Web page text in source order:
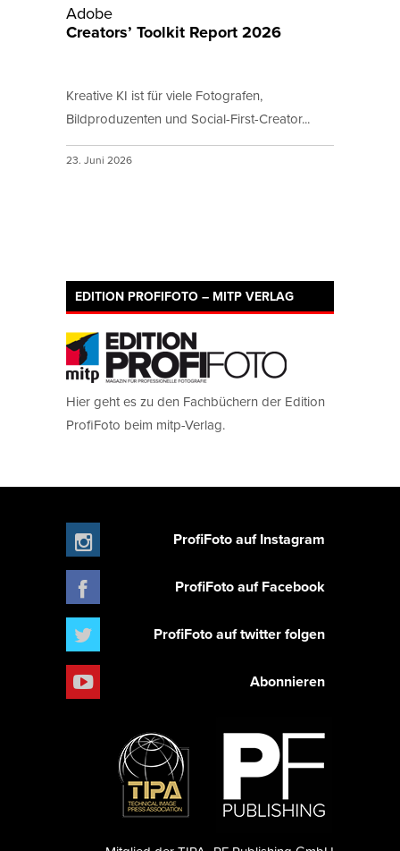
Adobe
Creators’ Toolkit Report 2026
Kreative KI ist für viele Fotografen,
Bildproduzenten und Social-First-Creator...
23. Juni 2026
EDITION PROFIFOTO – MITP VERLAG
Hier geht es zu den Fachbüchern der Edition
ProfiFoto beim mitp-Verlag.
ProfiFoto auf Instagram
ProfiFoto auf Facebook
ProfiFoto auf twitter folgen
Abonnieren